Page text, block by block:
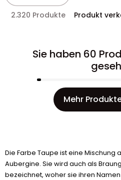
2.320 Produkte Produkt
Sie haben 60
Mehr
Die Farbe Taupe ist eine Mischung
Aubergine. Sie wird auch als
bezeichnet, woher sie ihren